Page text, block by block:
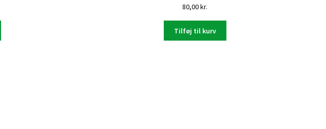
80,00kr.
Tilføj til kurv